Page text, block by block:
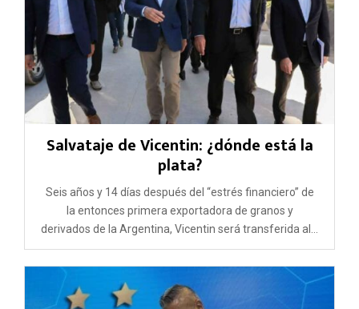
Salvataje de Vicentin: ¿dónde está la
plata?
Seis años y 14 días después del “estrés financiero” de
la entonces primera exportadora de granos y
derivados de la Argentina, Vicentin será transferida al...